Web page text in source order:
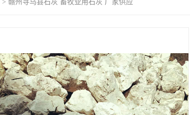
> 赣州寻乌县石灰 畜牧业用石灰 厂家供应